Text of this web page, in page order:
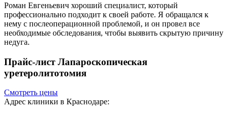
Роман Евгеньевич хороший специалист, который
профессионально подходит к своей работе. Я обращался к
нему с послеоперационной проблемой, и он провел все
необходимые обследования, чтобы выявить скрытую причину
недуга.
Прайс-лист Лапароскопическая
уретеролитотомия
Смотреть цены
Адрес клиники в Краснодаре: